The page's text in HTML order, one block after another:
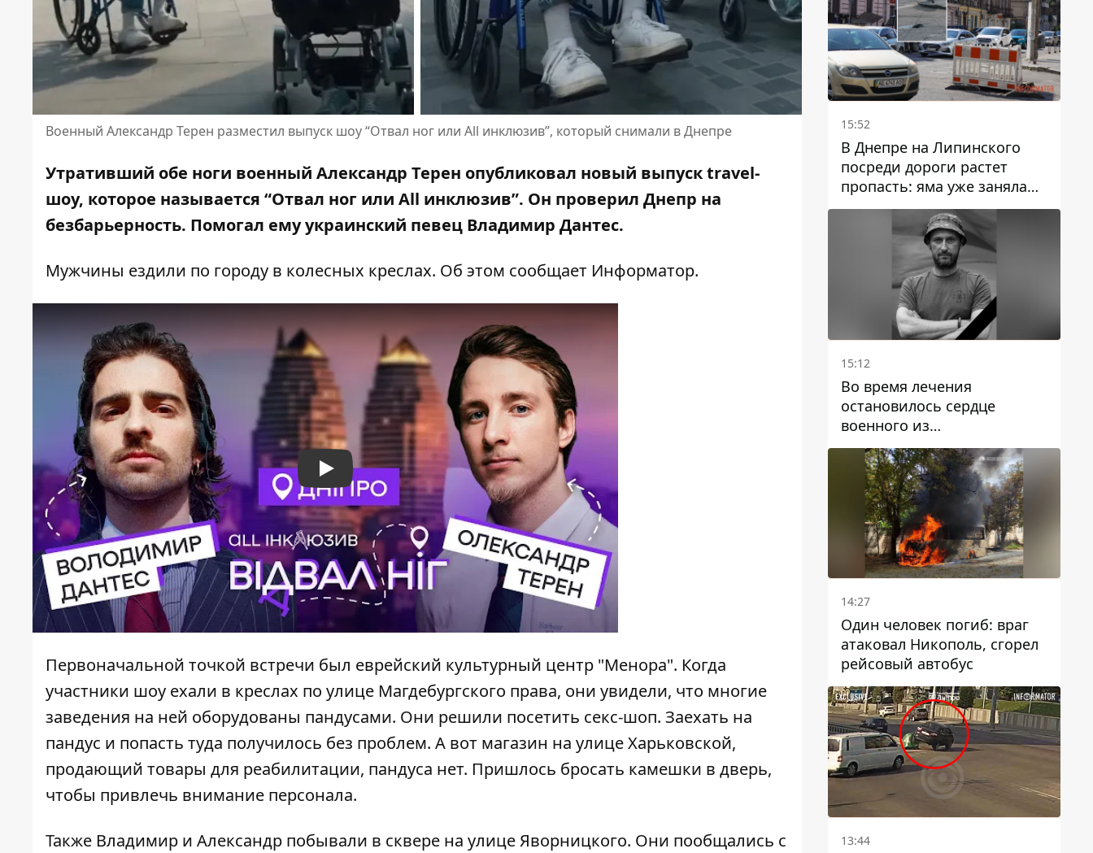
Военный Александр Терен разместил выпуск шоу “Отвал ног или All инклюзив”, который снимали в Днепре
Утративший обе ноги военный Александр Терен опубликовал новый выпуск travel-
шоу, которое называется “Отвал ног или All инклюзив”. Он проверил Днепр на
безбарьерность. Помогал ему украинский певец Владимир Дантес.
Мужчины ездили по городу в колесных креслах. Об этом сообщает Информатор.
Play
Первоначальной точкой встречи был еврейский культурный центр "Менора". Когда
участники шоу ехали в креслах по улице Магдебургского права, они увидели, что многие
заведения на ней оборудованы пандусами. Они решили посетить секс-шоп. Заехать на
пандус и попасть туда получилось без проблем. А вот магазин на улице Харьковской,
продающий товары для реабилитации, пандуса нет. Пришлось бросать камешки в дверь,
чтобы привлечь внимание персонала.
Также Владимир и Александр побывали в сквере на улице Яворницкого. Они пообщались с
15:52
В Днепре на Липинского
посреди дороги растет
пропасть: яма уже заняла
полосу движения
15:12
Во время лечения
остановилось сердце
военного из
Днепропетровской области
Ростислава Лупашко
14:27
Один человек погиб: враг
атаковал Никополь, сгорел
рейсовый автобус
13:44